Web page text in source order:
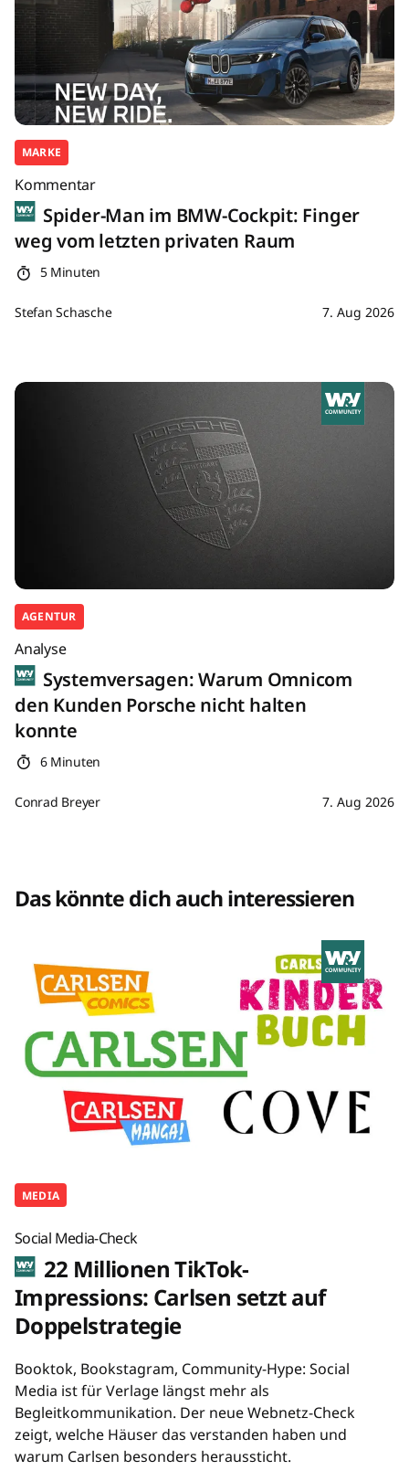
MARKE
Kommentar
Spider-Man im BMW-Cockpit: Finger
weg vom letzten privaten Raum
5 Minuten
Stefan Schasche 7. Aug 2026
AGENTUR
Analyse
Systemversagen: Warum Omnicom
den Kunden Porsche nicht halten
konnte
6 Minuten
Conrad Breyer 7. Aug 2026
Das könnte dich auch interessieren
MEDIA
Social Media-Check
22 Millionen TikTok-
Impressions: Carlsen setzt auf
Doppelstrategie
Booktok, Bookstagram, Community-Hype: Social
Media ist für Verlage längst mehr als
Begleitkommunikation. Der neue Webnetz-Check
zeigt, welche Häuser das verstanden haben und
warum Carlsen besonders heraussticht.